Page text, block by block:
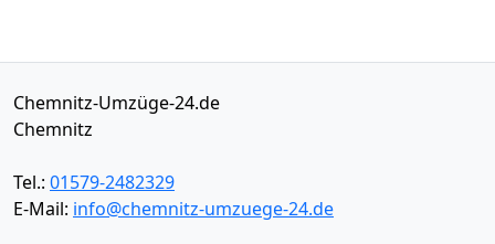
Chemnitz-Umzüge-24.de
Chemnitz
Tel.: 01579-2482329
E-Mail: info@chemnitz-umzuege-24.de